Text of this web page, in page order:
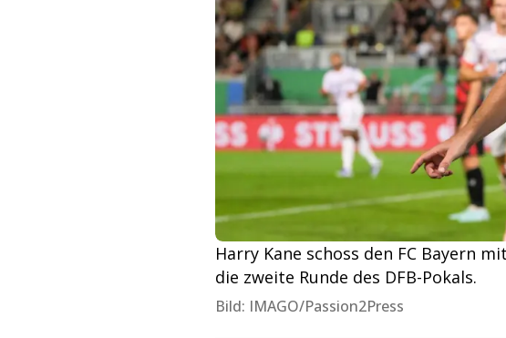
Harry Kane schoss den FC Bayern
die zweite Runde des DFB-Pokals.
Bild: IMAGO/Passion2Press